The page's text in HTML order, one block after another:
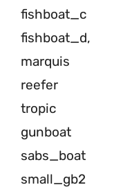
fishboat_c
fishboat_d,
marquis
reefer
tropic
gunboat
sabs_boat
small_gb2